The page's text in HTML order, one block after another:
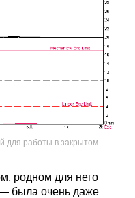
для работы в закрытом
родном для него
была очень даже